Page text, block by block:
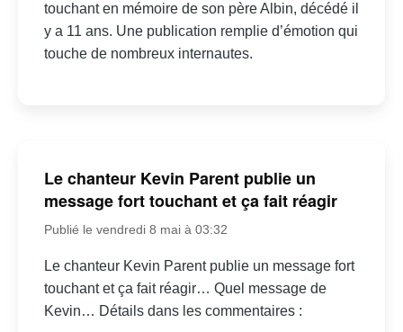
touchant en mémoire de son père Albin, décédé il
y a 11 ans. Une publication remplie d’émotion qui
touche de nombreux internautes.
Le chanteur Kevin Parent publie un
message fort touchant et ça fait réagir
Publié le vendredi 8 mai à 03:32
Le chanteur Kevin Parent publie un message fort
touchant et ça fait réagir… Quel message de
Kevin… Détails dans les commentaires :